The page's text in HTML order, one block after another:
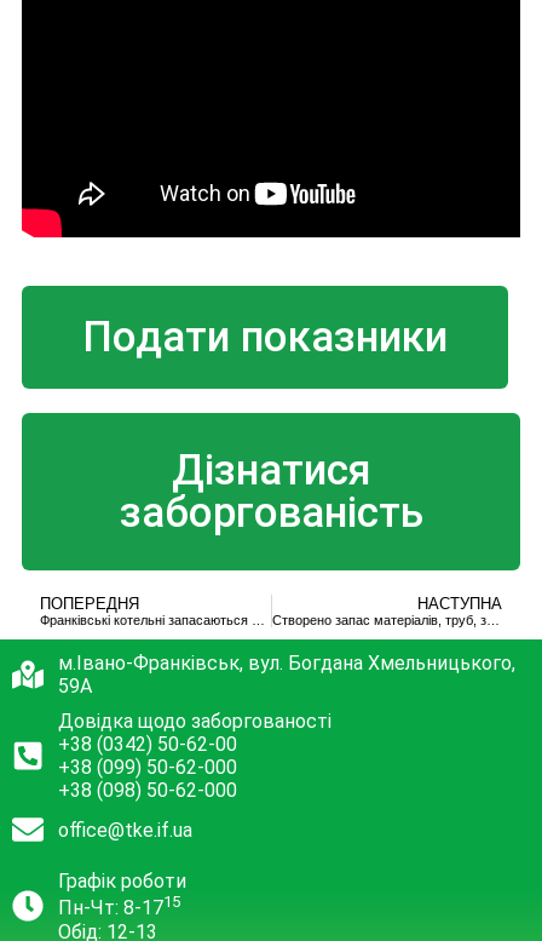
Подати показники
Дізнатися
заборгованість
ПОПЕРЕДНЯ НАСТУПНА
Створено запас матеріалів, труб, запчастин
м.Івано-Франківськ, вул. Богдана Хмельницького,
59А
Довідка щодо заборгованості
+38 (0342) 50-62-00
+38 (099) 50-62-000
+38 (098) 50-62-000
office@tke.if.ua
Графік роботи
Пн-Чт: 8-1715
Обід: 12-13